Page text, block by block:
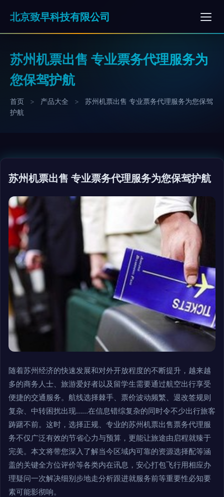
北京致早科技有限公司
苏州机票出售 专业票务代理服务为
您保驾护航
首页 > 产品大全 >
苏州机票出售 专业票务代理服务为您保驾
护航
苏州机票出售 专业票务代理服务为您保驾护航
随着苏州经济的快速发展和对外开放程度的不断提升，越来越
多的商务人士、旅游爱好者以及留学生需要通过航空出行享受
便捷的交通服务。航线选择棘手、票价波动频繁、退改签规则
复杂、中转困扰出现……在信息错综复杂的同时令不少出行旅客
踌躇不前。这时，选择正规、专业的苏州机票出售票务代理服
务不仅广泛有效的节省心力与预算，更能让旅途由启程就臻于
完美。本文将带您深入了解当今区域内可靠的资源选择配等涵
盖的关键全方位评价等各类内在讯息，安心打包飞行用相应办
理疑问一次解决细别步地走分析跟进就服务前等重要性必知要
素可能影彻响。